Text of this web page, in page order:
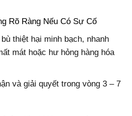
Rõ Ràng Nếu Có Sự Cố
thiệt hại minh bạch, nhanh
mát hoặc hư hỏng hàng hóa
và giải quyết trong vòng 3 – 7